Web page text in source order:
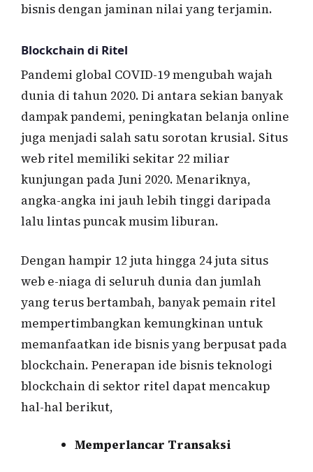
bisnis dengan jaminan nilai yang terjamin.
Blockchain di Ritel
Pandemi global COVID-19 mengubah wajah
dunia di tahun 2020. Di antara sekian banyak
dampak pandemi, peningkatan belanja online
juga menjadi salah satu sorotan krusial. Situs
web ritel memiliki sekitar 22 miliar
kunjungan pada Juni 2020. Menariknya,
angka-angka ini jauh lebih tinggi daripada
lalu lintas puncak musim liburan.
Dengan hampir 12 juta hingga 24 juta situs
web e-niaga di seluruh dunia dan jumlah
yang terus bertambah, banyak pemain ritel
mempertimbangkan kemungkinan untuk
memanfaatkan ide bisnis yang berpusat pada
blockchain. Penerapan ide bisnis teknologi
blockchain di sektor ritel dapat mencakup
hal-hal berikut,
Memperlancar Transaksi